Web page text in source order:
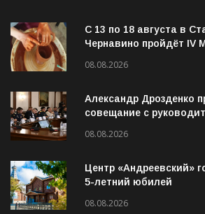
С 13 по 18 августа в
Чернавино пройдёт IV
08.08.2026
Александр Дрозденко
совещание с
08.08.2026
Центр «Андреевский»
5-летний юбилей
08.08.2026